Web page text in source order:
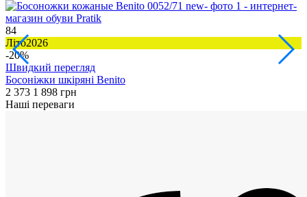
84
Літо2026
-20%
Швидкий перегляд
Босоніжки шкіряні Benito
2 373 1 898 грн
Наші переваги